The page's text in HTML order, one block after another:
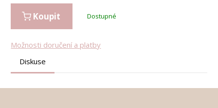
Koupit Dostupné
Možnosti doručení a platby
Diskuse